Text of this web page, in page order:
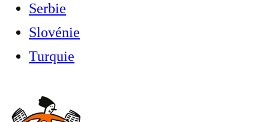
Serbie
Slovénie
Turquie